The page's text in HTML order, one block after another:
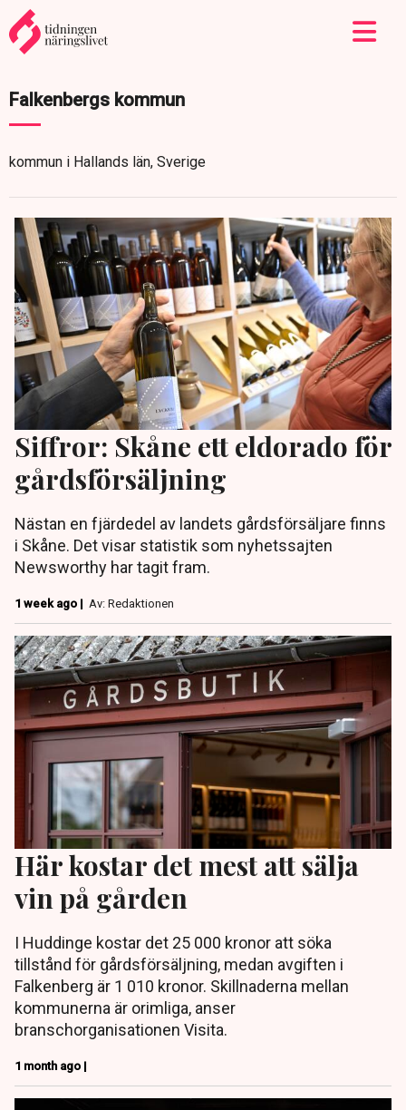
Falkenbergs kommun
kommun i Hallands län, Sverige
Siffror: Skåne ett eldorado för
gårdsförsäljning
Nästan en fjärdedel av landets gårdsförsäljare finns
i Skåne. Det visar statistik som nyhetssajten
Newsworthy har tagit fram.
1 week ago | Av: Redaktionen
Här kostar det mest att sälja
vin på gården
I Huddinge kostar det 25 000 kronor att söka
tillstånd för gårdsförsäljning, medan avgiften i
Falkenberg är 1 010 kronor. Skillnaderna mellan
kommunerna är orimliga, anser
branschorganisationen Visita.
1 month ago |